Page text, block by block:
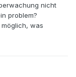
nicht
problem?
möglich, was